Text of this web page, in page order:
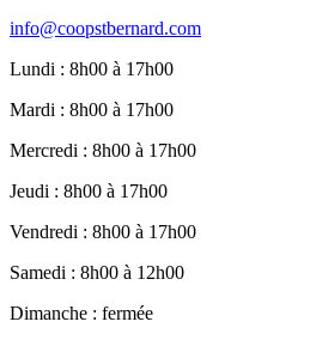
info@coopstbernard.com
Lundi : 8h00 à 17h00
Mardi : 8h00 à 17h00
Mercredi : 8h00 à 17h00
Jeudi : 8h00 à 17h00
Vendredi : 8h00 à 17h00
Samedi : 8h00 à 12h00
Dimanche : fermée